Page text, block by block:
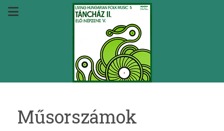
Műsorszámok